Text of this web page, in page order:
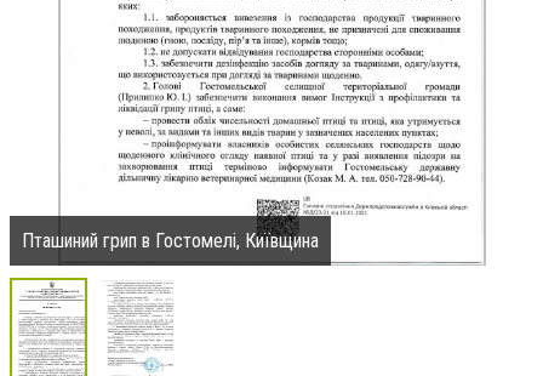
Пташиний грип в Гостомелі, Київщина